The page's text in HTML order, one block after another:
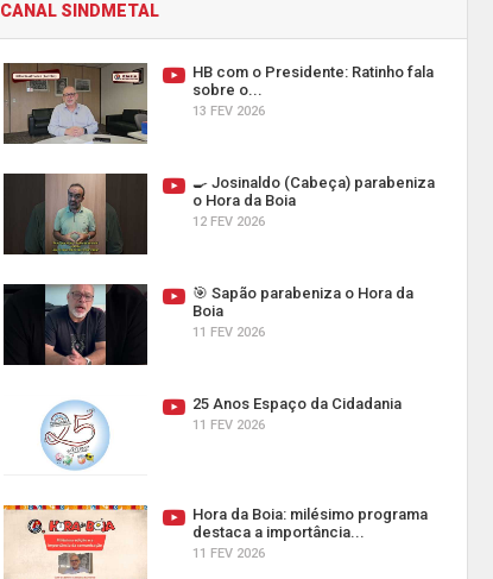
CANAL SINDMETAL
HB com o Presidente: Ratinho fala
sobre o...
13 FEV 2026
🍳 Josinaldo (Cabeça) parabeniza
o Hora da Boia
12 FEV 2026
🎯 Sapão parabeniza o Hora da
Boia
11 FEV 2026
25 Anos Espaço da Cidadania
11 FEV 2026
Hora da Boia: milésimo programa
destaca a importância...
11 FEV 2026